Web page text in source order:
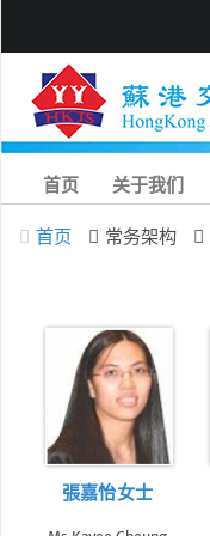
首页 关于我们
首页 常务架构
張嘉怡女士